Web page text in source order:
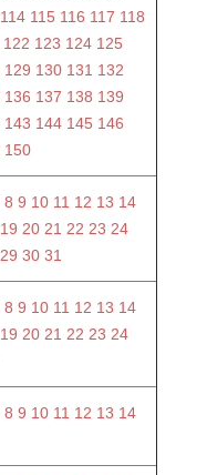
114 115 116 117 118
122 123 124 125
129 130 131 132
136 137 138 139
143 144 145 146
150
8 9 10 11 12 13 14
19 20 21 22 23 24
29 30 31
8 9 10 11 12 13 14
19 20 21 22 23 24
8 9 10 11 12 13 14